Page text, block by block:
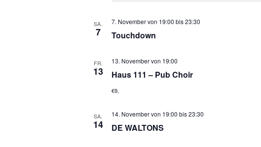
SA.
7 Touchdown
7. November von 19:00 bis23:30
FR.
13 Haus 111 – Pub Choir
13. November von 19:00
€9,
SA.
14 DE WALTONS
14. November von 19:00 bis23:30